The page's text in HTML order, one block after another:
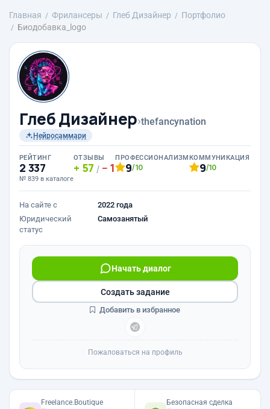
Главная Фрилансеры Глеб Дизайнер
Портфолио
Биодобавка_logo
Глеб Дизайнер›thefancynation
Нейросаммари
РЕЙТИНГ
2 337
№ 839 в каталоге
ОТЗЫВЫ
57 / 1
ПРОФЕССИОНАЛИЗМ
9/10
КОММУНИКАЦИЯ
9/10
На сайте с
2022 года
Юридический
статус
Самозанятый
Начать диалог
Создать задание
Добавить в избранное
Пожаловаться на профиль
Freelance.Boutique Безопасная сделка